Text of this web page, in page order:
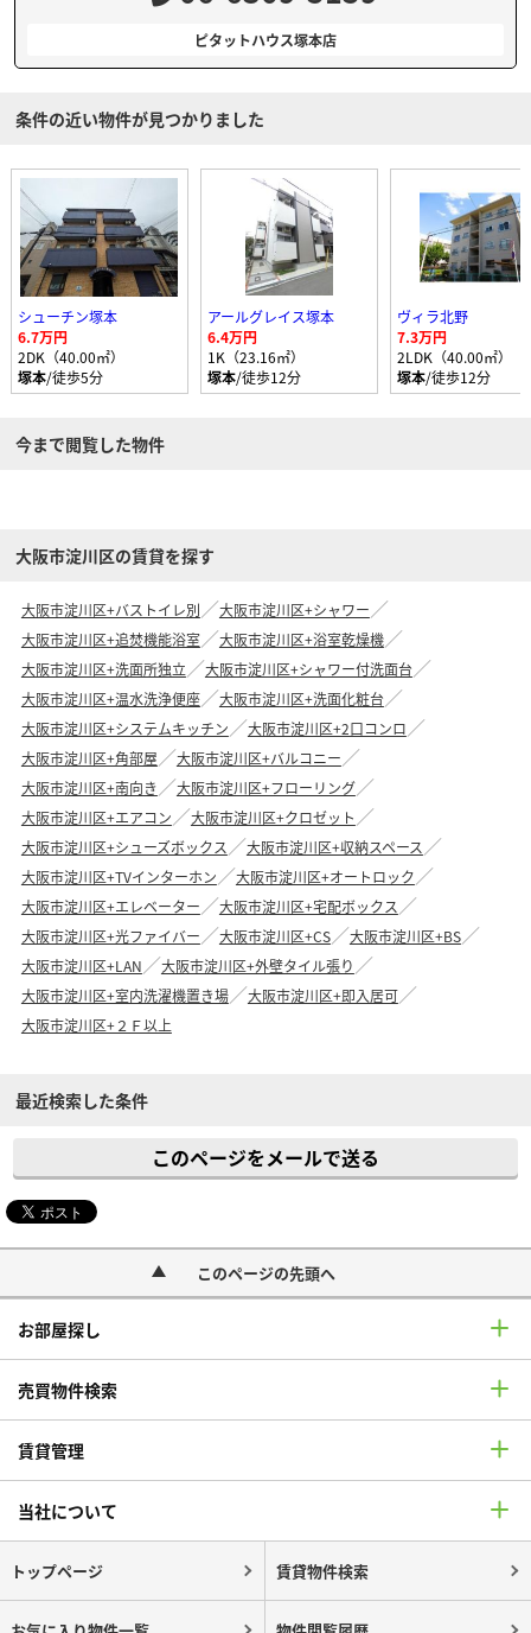
ピタットハウス塚本店
条件の近い物件が見つかりました
シューチン塚本
6.7万円
2DK（40.00㎡）
塚本/徒歩5分
アールグレイス塚本
6.4万円
1K（23.16㎡）
塚本/徒歩12分
ヴィラ北野
7.3万円
2LDK（40.00㎡）
塚本/徒歩12分
今まで閲覧した物件
大阪市淀川区の賃貸を探す
大阪市淀川区+バストイレ別
大阪市淀川区+シャワー
大阪市淀川区+追焚機能浴室
大阪市淀川区+浴室乾燥機
大阪市淀川区+洗面所独立
大阪市淀川区+シャワー付洗面台
大阪市淀川区+温水洗浄便座
大阪市淀川区+洗面化粧台
大阪市淀川区+システムキッチン
大阪市淀川区+2口コンロ
大阪市淀川区+角部屋
大阪市淀川区+バルコニー
大阪市淀川区+南向き
大阪市淀川区+フローリング
大阪市淀川区+エアコン
大阪市淀川区+クロゼット
大阪市淀川区+シューズボックス
大阪市淀川区+収納スペース
大阪市淀川区+TVインターホン
大阪市淀川区+オートロック
大阪市淀川区+エレベーター
大阪市淀川区+宅配ボックス
大阪市淀川区+光ファイバー
大阪市淀川区+CS
大阪市淀川区+BS
大阪市淀川区+LAN
大阪市淀川区+外壁タイル張り
大阪市淀川区+室内洗濯機置き場
大阪市淀川区+即入居可
大阪市淀川区+２Ｆ以上
最近検索した条件
このページをメールで送る
このページの先頭へ
お部屋探し
売買物件検索
賃貸管理
当社について
トップページ 賃貸物件検索